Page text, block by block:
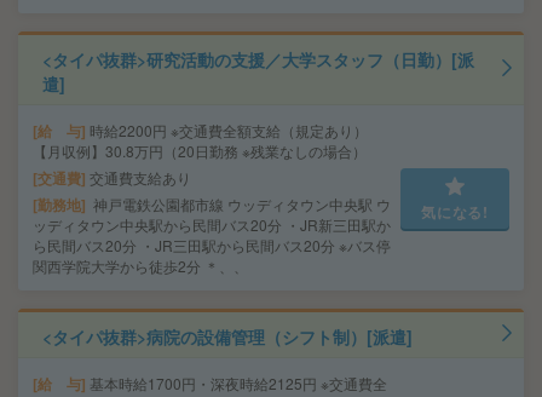
<タイパ抜群>研究活動の支援／大学スタッフ（日勤）[派
遣]
給 与 時給2200円 ※交通費全額支給（規定あり）
【月収例】30.8万円（20日勤務 ※残業なしの場合）
交通費 交通費支給あり
勤務地 神戸電鉄公園都市線 ウッディタウン中央駅 ウ
ッディタウン中央駅から民間バス20分 ・JR新三田駅か
ら民間バス20分 ・JR三田駅から民間バス20分 ※バス停
関西学院大学から徒歩2分 ＊、、
気になる!
<タイパ抜群>病院の設備管理（シフト制）[派遣]
給 与 基本時給1700円・深夜時給2125円 ※交通費全